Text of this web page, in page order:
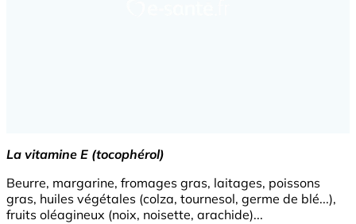
La vitamine E (tocophérol)
Beurre, margarine, fromages gras, laitages, poissons
gras, huiles végétales (colza, tournesol, germe de blé...),
fruits oléagineux (noix, noisette, arachide)...